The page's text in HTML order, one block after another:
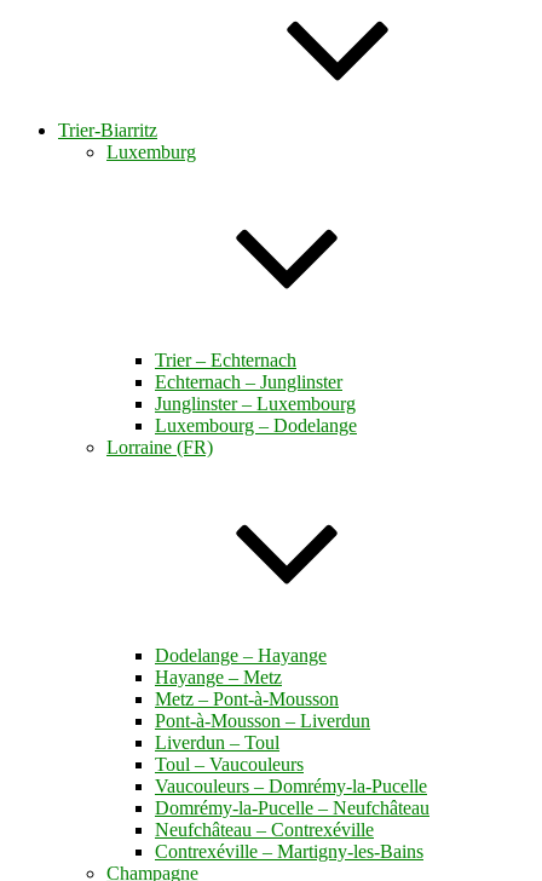
Trier-Biarritz
Luxemburg
Trier – Echternach
Echternach – Junglinster
Junglinster – Luxembourg
Luxembourg – Dodelange
Lorraine (FR)
Dodelange – Hayange
Hayange – Metz
Metz – Pont-à-Mousson
Pont-à-Mousson – Liverdun
Liverdun – Toul
Toul – Vaucouleurs
Vaucouleurs – Domrémy-la-Pucelle
Domrémy-la-Pucelle – Neufchâteau
Neufchâteau – Contrexéville
Contrexéville – Martigny-les-Bains
Champagne